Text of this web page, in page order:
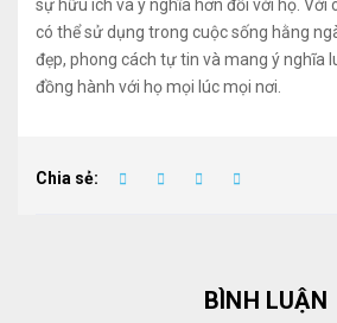
sự hữu ích và ý nghĩa hơn đối với họ. Với
có thể sử dụng trong cuộc sống hằng
đẹp, phong cách tự tin và mang ý nghĩa
đồng hành với họ mọi lúc mọi nơi.
Chia sẻ:
BÌNH LUẬN